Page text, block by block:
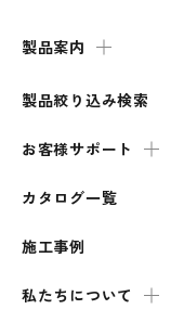
製品案内
製品絞り込み検索
お客様サポート
カタログ一覧
施工事例
私たちについて